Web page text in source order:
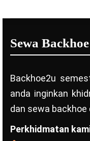
Sewa
Backhoe2u
anda inginkan
dan sewa backhoe
Perkhidmatan